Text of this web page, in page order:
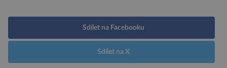
Sdílet na Facebooku
Sdílet na X